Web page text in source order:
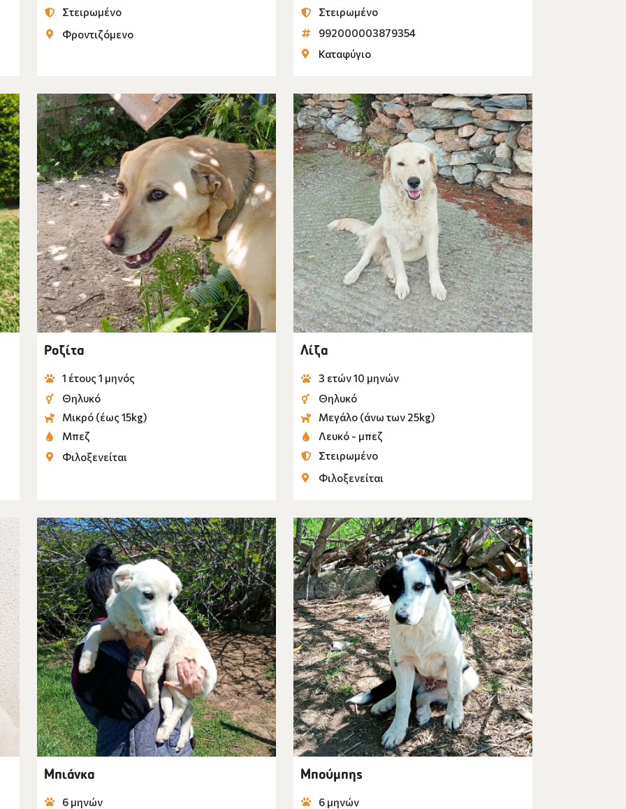
Τιγρέ καφέ - μαύρο
Στειρωμένο
Φροντιζόμενο
Στειρωμένο
992000003879354
Καταφύγιο
Ροζίτα
1 έτους 1 μηνός
Θηλυκό
Μικρό (έως 15kg)
Μπεζ
Φιλοξενείται
Λίζα
3 ετών 10 μηνών
Θηλυκό
Μεγάλο (άνω των 25kg)
Λευκό - μπεζ
Στειρωμένο
Φιλοξενείται
Μπιάνκα
6 μηνών
Μπούμπης
6 μηνών